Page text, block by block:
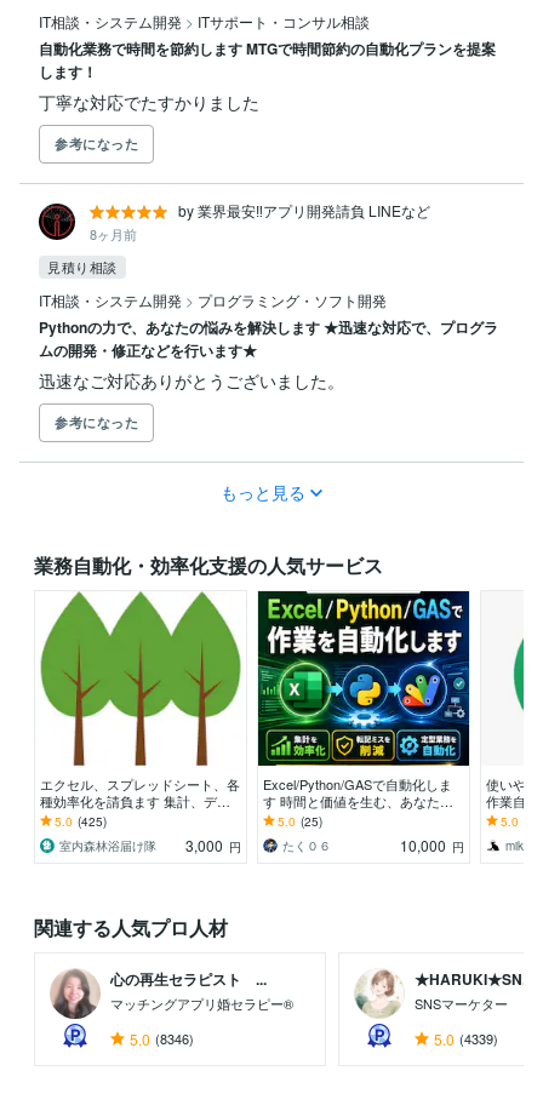
IT相談・システム開発 > ITサポート・コンサル相談
自動化業務で時間を節約します MTGで時間節約の自動化プランを提案
します！
丁寧な対応でたすかりました
参考になった
by 業界最安‼️アプリ開発請負 LINEなど
8ヶ月前
見積り相談
IT相談・システム開発 > プログラミング・ソフト開発
Pythonの力で、あなたの悩みを解決します ★迅速な対応で、プログラ
ムの開発・修正などを行います★
迅速なご対応ありがとうございました。
参考になった
もっと見る
業務自動化・効率化支援の人気サービス
エクセル、スプレッドシート、各
種効率化を請負ます 集計、デー
タ分析、管理表、業務効率化はお
任せ下さい！
5.0 (425)
室内森林浴届け隊
3,000 円
Excel/Python/GASで自動化しま
す 時間と価値を生む、あなたの
自動化
5.0 (25)
たく０６
10,000 円
使いや
作業自
動化実
5.0
関連する人気プロ人材
心の再生セラピスト ...
マッチングアプリ婚セラピー®
5.0 (8346)
★HARUKI★SN...
SNSマーケター
5.0 (4339)